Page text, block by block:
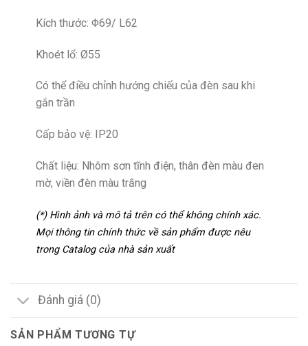
Kích thước: Φ69/ L62
Khoét lổ: Ø55
Có thể điều chỉnh hướng chiếu của đèn sau khi
gắn trần
Cấp bảo vệ: IP20
Chất liệu: Nhôm sơn tĩnh điện, thân đèn màu đen
mờ, viền đèn màu trắng
(*) Hình ảnh và mô tả trên có thể không chính xác.
Mọi thông tin chính thức về sản phẩm được nêu
trong Catalog của nhà sản xuất
Đánh giá (0)
SẢN PHẨM TƯƠNG TỰ